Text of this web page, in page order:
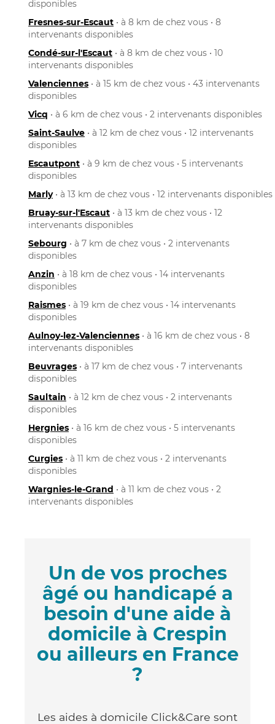
disponibles
Fresnes-sur-Escaut • à 8 km de chez vous • 8
intervenants disponibles
Condé-sur-l'Escaut • à 8 km de chez vous • 10
intervenants disponibles
Valenciennes • à 15 km de chez vous • 43 intervenants
disponibles
Vicq • à 6 km de chez vous • 2 intervenants disponibles
Saint-Saulve • à 12 km de chez vous • 12 intervenants
disponibles
Escautpont • à 9 km de chez vous • 5 intervenants
disponibles
Marly• à 13 km de chez vous • 12 intervenants disponibles
Bruay-sur-l'Escaut • à 13 km de chez vous • 12
intervenants disponibles
Sebourg • à 7 km de chez vous • 2 intervenants
disponibles
Anzin • à 18 km de chez vous • 14 intervenants
disponibles
Raismes • à 19 km de chez vous • 14 intervenants
disponibles
Aulnoy-lez-Valenciennes • à 16 km de chez vous • 8
intervenants disponibles
Beuvrages • à 17 km de chez vous • 7 intervenants
disponibles
Saultain • à 12 km de chez vous • 2 intervenants
disponibles
Hergnies • à 16 km de chez vous • 5 intervenants
disponibles
Curgies • à 11 km de chez vous • 2 intervenants
disponibles
Wargnies-le-Grand • à 11 km de chez vous • 2
intervenants disponibles
Un de vos proches
âgé ou handicapé a
besoin d'une aide à
domicile à Crespin
ou ailleurs en France
?
Les aides à domicile Click&Care sont